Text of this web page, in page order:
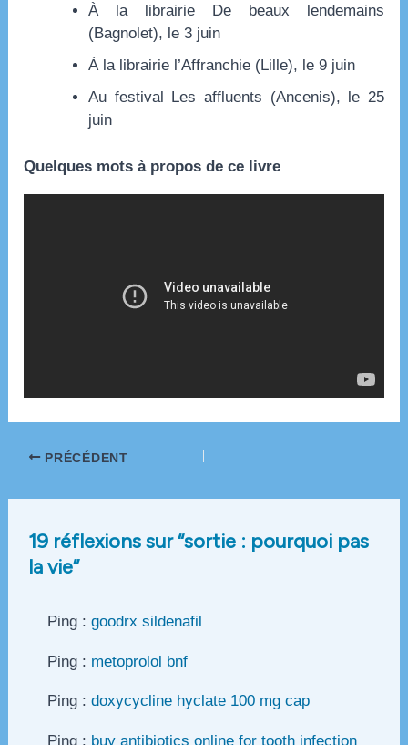
À la librairie De beaux lendemains
(Bagnolet), le 3 juin
À la librairie l’Affranchie (Lille), le 9 juin
Au festival Les affluents (Ancenis), le 25
juin
Quelques mots à propos de ce livre
Navigation
articles
PRÉCÉDENT
19 réflexions sur “sortie : pourquoi pas
la vie”
Ping : goodrx sildenafil
Ping : metoprolol bnf
Ping : doxycycline hyclate 100 mg cap
Ping : buy antibiotics online for tooth infection